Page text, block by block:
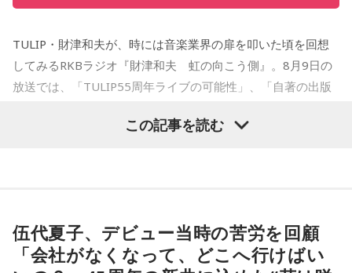
2007年12月、初の週刊連載作品『宇宙兄弟』連載開始。同作
で2010年 第56回小学館漫画賞一般向け部門、2011年 第35回
講談社漫画賞一般部門、2014年 手塚治虫文化賞読者賞を受
賞。TVアニメ、実写映画等、多くのメディアミックスを果た
■放送日時：2026年8月16日（日） 19時～20時
■パーソナリティ：吉田尚記
■ゲスト：小山宙哉
TULIP・財津和夫が、時には音楽業界の扉を叩いた頃を回想
してみるRKBラジオ『財津和夫 虹の向こう側』。8月9日の
放送では、「TULIP55周年ライブの可能性」、「自著の出版
た古今のトピックスが盛りだくさんです。
この記事を読む
伍代夏子、デビュー当時の苦労を回顧
「会社がなくなって、どこへ行けばい